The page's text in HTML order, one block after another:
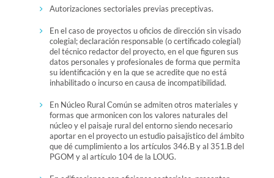
Autorizaciones sectoriales previas preceptivas.
En el caso de proyectos u oficios de dirección sin visado
colegial; declaración responsable (o certificado colegial)
del técnico redactor del proyecto, en el que figuren sus
datos personales y profesionales de forma que permita
su identificación y en la que se acredite que no está
inhabilitado o incurso en causa de incompatibilidad.
En Núcleo Rural Común se admiten otros materiales y
formas que armonicen con los valores naturales del
núcleo y el paisaje rural del entorno siendo necesario
aportar en el proyecto un estudio paisajístico del ámbito
que dé cumplimiento a los artículos 346.B y al 351.B del
PGOM y al artículo 104 de la LOUG.